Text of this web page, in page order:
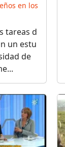
en los
tareas d
un estu
de